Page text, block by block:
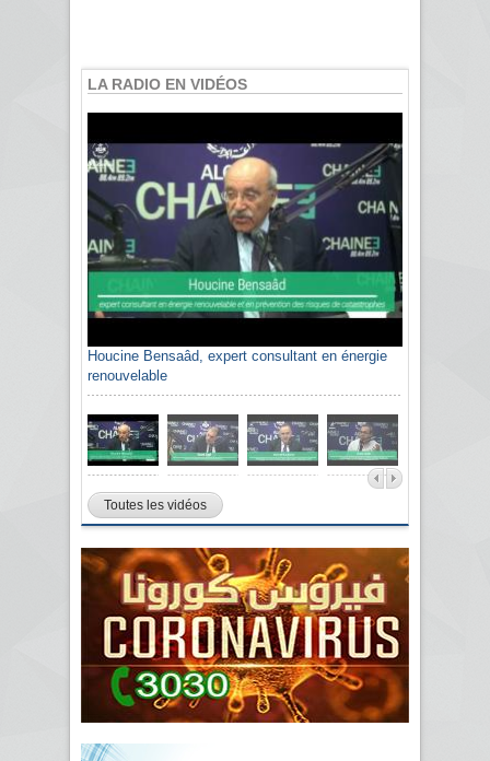
LA RADIO EN VIDÉOS
Houcine Bensaâd, expert consultant en énergie
renouvelable
Toutes les vidéos